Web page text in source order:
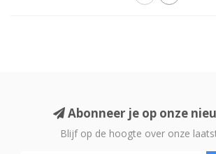
Abonneer je op onze
Blijf op de hoogte over onze